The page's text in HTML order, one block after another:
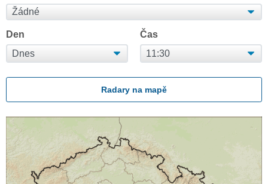
Den Čas
Radary na mapě